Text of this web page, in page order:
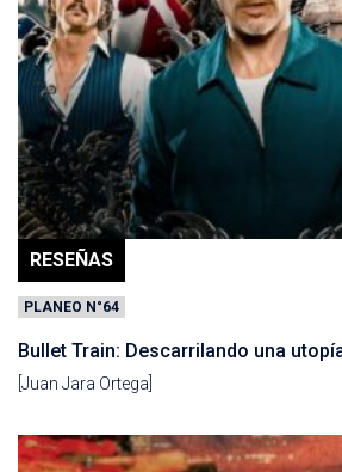
RESEÑAS
PLANEO N°64
Bullet Train: Descarrilando una
[Juan Jara Ortega]